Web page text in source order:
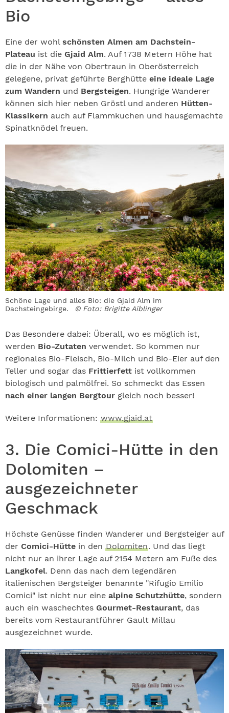
Bio
Eine der wohl schönsten Almen am Dachstein-
Plateau ist die Gjaid Alm. Auf 1738 Metern Höhe hat
die in der Nähe von Obertraun in Oberösterreich
gelegene, privat geführte Berghütte eine ideale Lage
zum Wandern und Bergsteigen. Hungrige Wanderer
können sich hier neben Gröstl und anderen Hütten-
Klassikern auch auf Flammkuchen und hausgemachte
Spinatknödel freuen.
Schöne Lage und alles Bio: die Gjaid Alm im
Dachsteingebirge.
© Foto: Brigitte Aiblinger
Das Besondere dabei: Überall, wo es möglich ist,
werden Bio-Zutaten verwendet. So kommen nur
regionales Bio-Fleisch, Bio-Milch und Bio-Eier auf den
Teller und sogar das Frittierfett ist vollkommen
biologisch und palmölfrei. So schmeckt das Essen
nach einer langen Bergtour gleich noch besser!
Weitere Informationen: www.gjaid.at
3. Die Comici-Hütte in den
Dolomiten –
ausgezeichneter
Geschmack
Höchste Genüsse finden Wanderer und Bergsteiger auf
der Comici-Hütte in den Dolomiten. Und das liegt
nicht nur an ihrer Lage auf 2154 Metern am Fuße des
Langkofel. Denn das nach dem legendären
italienischen Bergsteiger benannte "Rifugio Emilio
Comici" ist nicht nur eine alpine Schutzhütte, sondern
auch ein waschechtes Gourmet-Restaurant, das
bereits vom Restaurantführer Gault Millau
ausgezeichnet wurde.